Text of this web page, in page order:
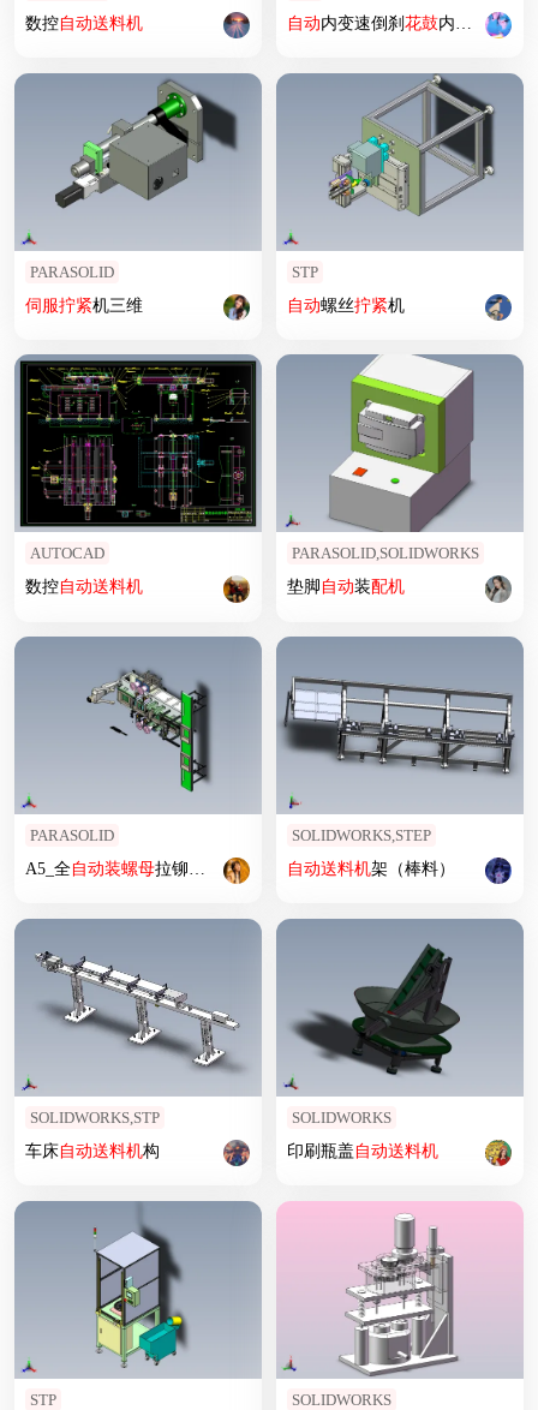
数控自动送料机 自动内变速倒刹花鼓内二 自动变
PARASOLID
伺服拧紧机三维
STP
自动螺丝拧紧机
AUTOCAD
数控自动送料机
PARASOLID,SOLIDWORKS
垫脚自动装配机
PARASOLID
A5_全自动装螺母拉铆 在线铆接 螺母设备SW2016
SOLIDWORKS,STEP
自动送料机架（棒料）
SOLIDWORKS,STP
车床自动送料机构
SOLIDWORKS
印刷瓶盖自动送料机
STP SOLIDWORKS